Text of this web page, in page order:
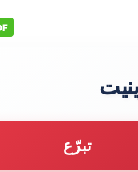
تبرّع